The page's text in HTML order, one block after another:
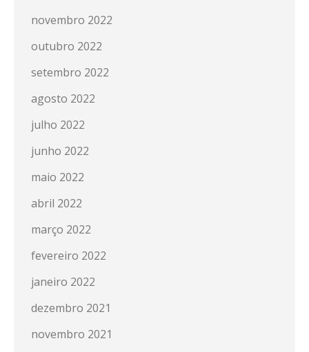
novembro 2022
outubro 2022
setembro 2022
agosto 2022
julho 2022
junho 2022
maio 2022
abril 2022
março 2022
fevereiro 2022
janeiro 2022
dezembro 2021
novembro 2021